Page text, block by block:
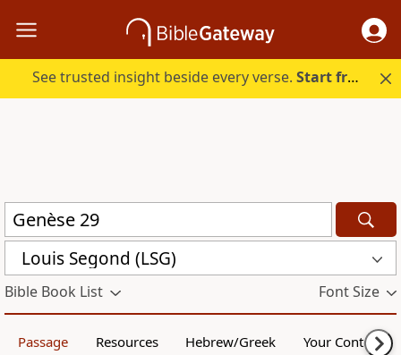
See trusted insight beside every verse.Start free.
Louis Segond (LSG)
Bible Book List Font Size
Passage Resources Hebrew/Greek Your Content